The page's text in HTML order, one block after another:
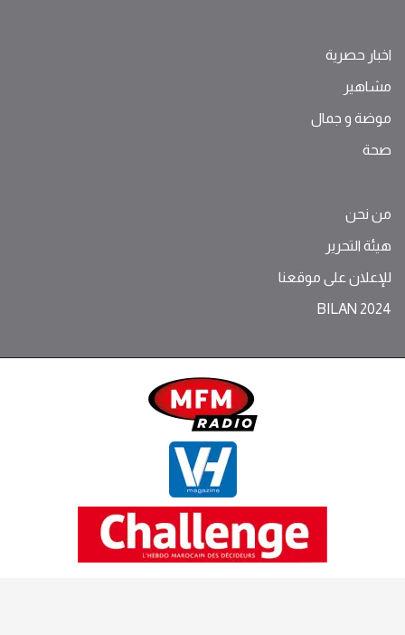
اخبار حصرية
مشاهير
موضة ‫و‬ ‫‬‫جمال‬
صحة
من نحن
هيئة التحرير
للإعلان على موقعنا
BILAN 2024